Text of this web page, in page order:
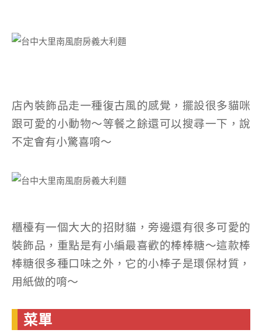
店內裝飾品走一種復古風的感覺，擺設很多貓咪
跟可愛的小動物～等餐之餘還可以搜尋一下，說
不定會有小驚喜唷～
櫃檯有一個大大的招財貓，旁邊還有很多可愛的
裝飾品，重點是有小編最喜歡的棒棒糖～這款棒
棒糖很多種口味之外，它的小棒子是環保材質，
用紙做的唷～
菜單